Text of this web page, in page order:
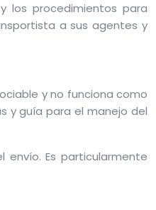
los procedimientos para
a sus agentes y
y no funciona como
y guía para el manejo del
Es particularmente